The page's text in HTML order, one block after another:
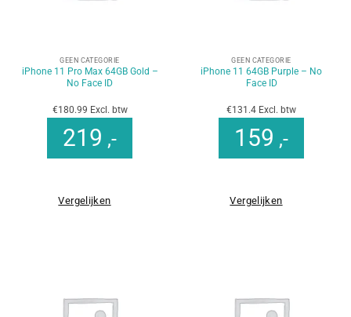
GEEN CATEGORIE
iPhone 11 Pro Max 64GB Gold –
No Face ID
€180.99 Excl. btw
219 ,-
Vergelijken
GEEN CATEGORIE
iPhone 11 64GB Purple – No
Face ID
€131.4 Excl. btw
159 ,-
Vergelijken